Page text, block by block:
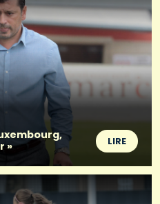
»
LIRE